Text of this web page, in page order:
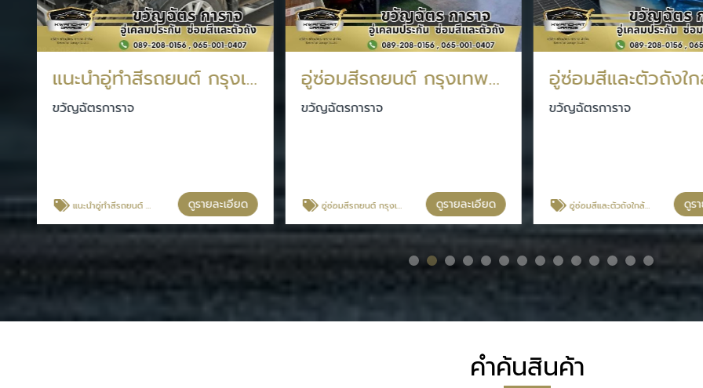
แนะนำอู่ทำสีรถยนต์ กรุงเทพประกันภัย
ขวัญฉัตรการาจ
แนะนำอู่ทำสีรถยนต์ กรุงเทพประกันภัย ดูรายละเอียด
อู่ซ่อมสีรถยนต์ กรุงเทพประกันภัย
ขวัญฉัตรการาจ
อู่ซ่อมสีรถยนต์ กรุงเทพประกันภัย ดูรายละเอียด
อู่ซ่อมสีและตัวถังใ
ขวัญฉัตรการาจ
อู่ซ่อมสีและตัวถังใกล้ฉัน ดูร
คำค้นสินค้า